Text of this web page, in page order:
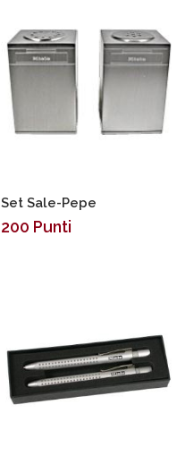
Set Sale-Pepe
200 Punti